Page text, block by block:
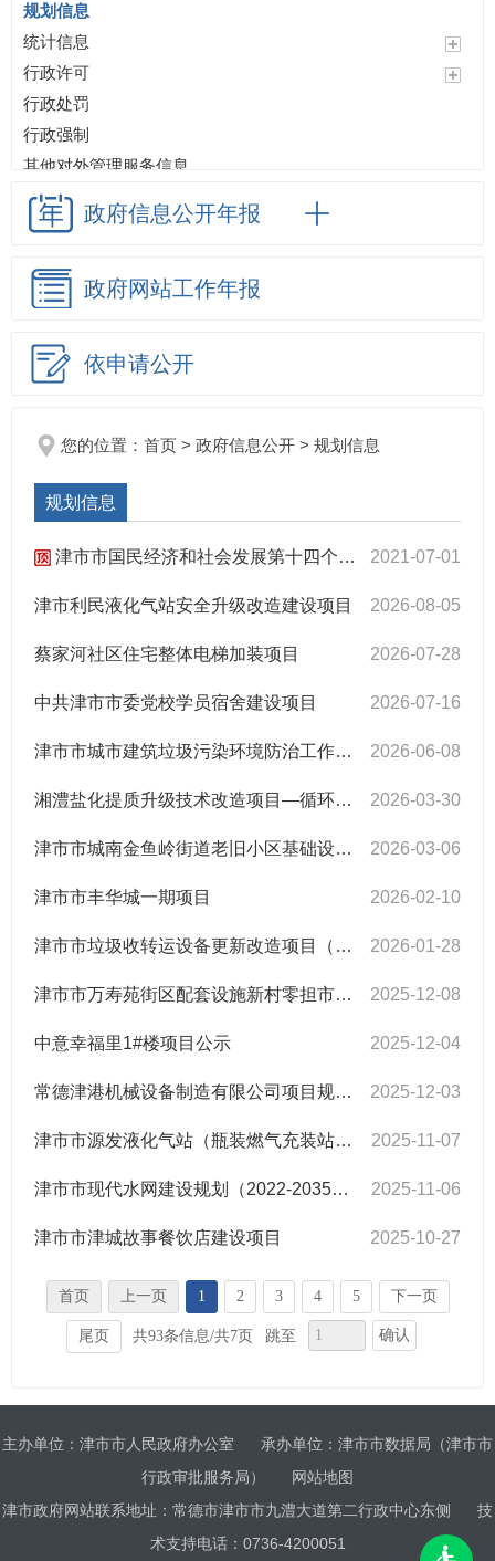
规划信息
统计信息
行政许可
行政处罚
行政强制
其他对外管理服务信息
预算/决算
政府采购
重大项目
应急管理
生态环境
招考信息
津市市基层政务公开
政府信息公开年报
政府网站工作年报
依申请公开
您的位置： 首页 > 政府信息公开 > 规划信息
规划信息
津市市国民经济和社会发展第十四个五年规划和二〇三五年远景目标纲要 2021-07-01
津市利民液化气站安全升级改造建设项目 2026-08-05
蔡家河社区住宅整体电梯加装项目 2026-07-28
中共津市市委党校学员宿舍建设项目 2026-07-16
津市市城市建筑垃圾污染环境防治工作规划公示 2026-06-08
湘澧盐化提质升级技术改造项目—循环流化床锅炉升级改造 2026-03-30
津市市城南金鱼岭街道老旧小区基础设施更新改造项目（五标段） 2026-03-06
津市市丰华城一期项目 2026-02-10
津市市垃圾收转运设备更新改造项目（落雁湖装配一体式垃圾转运站） 2026-01-28
津市市万寿苑街区配套设施新村零担市场改造项目 2025-12-08
中意幸福里1#楼项目公示 2025-12-04
常德津港机械设备制造有限公司项目规划公示 2025-12-03
津市市源发液化气站（瓶装燃气充装站）新建项目 2025-11-07
津市市现代水网建设规划（2022-2035年） 2025-11-06
津市市津城故事餐饮店建设项目 2025-10-27
首页 上一页 1 2 3 4 5 下一页
尾页 共93条信息/共7页 跳至 确认
主办单位：津市市人民政府办公室
承办单位：津市市数据局（津市市
行政审批服务局）
网站地图
津市政府网站联系地址：常德市津市市九澧大道第二行政中心东侧
技
术支持电话：0736-4200051